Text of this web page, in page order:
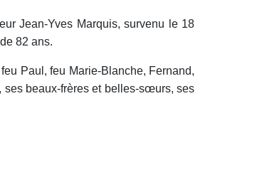
Jean-Yves Marquis, survenu le 18
82 ans.
Paul, feu Marie-Blanche, Fernand,
ses beaux-frères et belles-sœurs, ses